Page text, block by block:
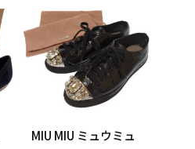
MIU MIU ミュウミュ